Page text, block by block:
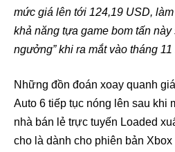
mức giá lên tới 124,19 USD,
khả năng tựa game bom tấn này
ngưởng” khi ra mắt vào tháng 11
Những đồn đoán xoay quanh
Auto 6 tiếp tục nóng lên sau khi
nhà bán lẻ trực tuyến Loaded
cho là dành cho phiên bản